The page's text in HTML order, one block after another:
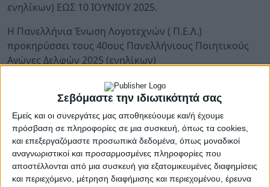
Σεβόμαστε την ιδιωτικότητά σας
Εμείς και οι συνεργάτες μας αποθηκεύουμε και/ή έχουμε
πρόσβαση σε πληροφορίες σε μια συσκευή, όπως τα cookies,
και επεξεργαζόμαστε προσωπικά δεδομένα, όπως μοναδικοί
αναγνωριστικοί και προσαρμοσμένες πληροφορίες που
αποστέλλονται από μια συσκευή για εξατομικευμένες διαφημίσεις
και περιεχόμενο, μέτρηση διαφήμισης και περιεχομένου, έρευνα
ενηλίκων) ΕΩΣ 10 ΙΟΥΝΙΟΥ 2025.
Η Πανελλήνια Ένωση Λογοτεχνών ( Π.Ε.Λ.)
προκηρύσσει τους 40ους Πανελλήνιους Ποιητικούς
Αγώνες Δελφών 2025 (ενηλίκων)
Το ποίημα (ένα μόνο), με ελεύθερο θέμα, θα πρέπει να
είναι αδημοσίευτο σε μέγεθος γραμματοσειράς από 12
– 14 και να μην υπερβαίνει τους 30 στίχους.
Θα πρέπει να υποβληθεί σε δέκα δακτυλογραφημένα
αντίτυπα, με μονολεκτικό ψευδώνυμο κάτω δεξιά.